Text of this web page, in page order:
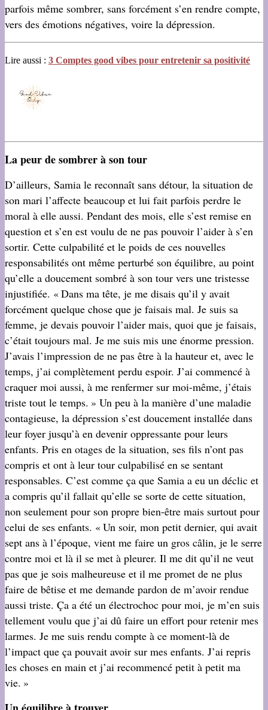
parfois même sombrer, sans forcément s’en rendre compte,
vers des émotions négatives, voire la dépression.
Lire aussi : 3 Comptes good vibes pour entretenir sa positivité
La peur de sombrer à son tour
D’ailleurs, Samia le reconnaît sans détour, la situation de
son mari l’affecte beaucoup et lui fait parfois perdre le
moral à elle aussi. Pendant des mois, elle s’est remise en
question et s’en est voulu de ne pas pouvoir l’aider à s’en
sortir. Cette culpabilité et le poids de ces nouvelles
responsabilités ont même perturbé son équilibre, au point
qu’elle a doucement sombré à son tour vers une tristesse
injustifiée. « Dans ma tête, je me disais qu’il y avait
forcément quelque chose que je faisais mal. Je suis sa
femme, je devais pouvoir l’aider mais, quoi que je faisais,
c’était toujours mal. Je me suis mis une énorme pression.
J’avais l’impression de ne pas être à la hauteur et, avec le
temps, j’ai complètement perdu espoir. J’ai commencé à
craquer moi aussi, à me renfermer sur moi-même, j’étais
triste tout le temps. » Un peu à la manière d’une maladie
contagieuse, la dépression s’est doucement installée dans
leur foyer jusqu’à en devenir oppressante pour leurs
enfants. Pris en otages de la situation, ses fils n’ont pas
compris et ont à leur tour culpabilisé en se sentant
responsables. C’est comme ça que Samia a eu un déclic et
a compris qu’il fallait qu’elle se sorte de cette situation,
non seulement pour son propre bien-être mais surtout pour
celui de ses enfants. « Un soir, mon petit dernier, qui avait
sept ans à l’époque, vient me faire un gros câlin, je le serre
contre moi et là il se met à pleurer. Il me dit qu’il ne veut
pas que je sois malheureuse et il me promet de ne plus
faire de bêtise et me demande pardon de m’avoir rendue
aussi triste. Ça a été un électrochoc pour moi, je m’en suis
tellement voulu que j’ai dû faire un effort pour retenir mes
larmes. Je me suis rendu compte à ce moment-là de
l’impact que ça pouvait avoir sur mes enfants. J’ai repris
les choses en main et j’ai recommencé petit à petit ma
vie. »